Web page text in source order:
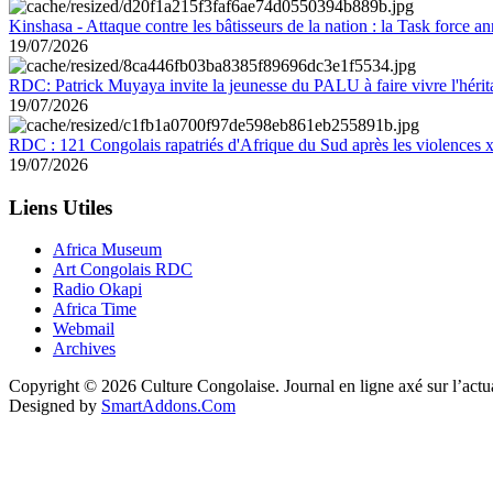
Kinshasa - Attaque contre les bâtisseurs de la nation : la Task force
19/07/2026
RDC: Patrick Muyaya invite la jeunesse du PALU à faire vivre
19/07/2026
RDC : 121 Congolais rapatriés d'Afrique du Sud après les violences
19/07/2026
Liens Utiles
Africa Museum
Art Congolais RDC
Radio Okapi
Africa Time
Webmail
Archives
Copyright © 2026 Culture Congolaise. Journal en ligne axé sur
Designed by SmartAddons.Com